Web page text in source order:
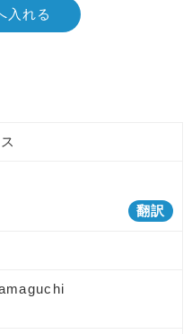
入れる
翻訳